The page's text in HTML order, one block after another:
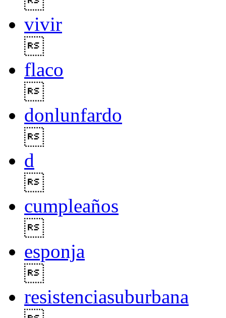
vivir
flaco
donlunfardo
d
cumpleaños
esponja
resistenciasuburbana